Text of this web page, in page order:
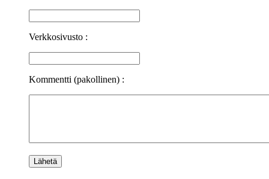
Verkkosivusto :
Kommentti (pakollinen) :